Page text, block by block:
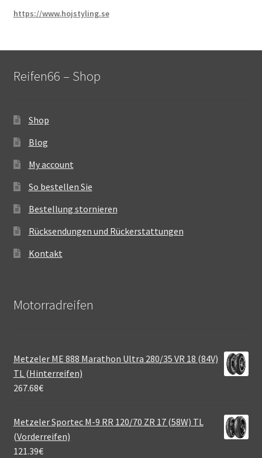
https://www.hojstyling.se
Reifen66 – Shop
Shop
Blog
My account
So bestellen Sie
Bestellung stornieren
Rücksendungen und Rückerstattungen
Kontakt
Motorradreifen
Metzeler ME 888 Marathon Ultra 280/35 VR 18 (84V)
TL (Hinterreifen)
267.68€
Metzeler Sportec M-9 RR 120/70 ZR 17 (58W) TL
(Vorderreifen)
121.39€